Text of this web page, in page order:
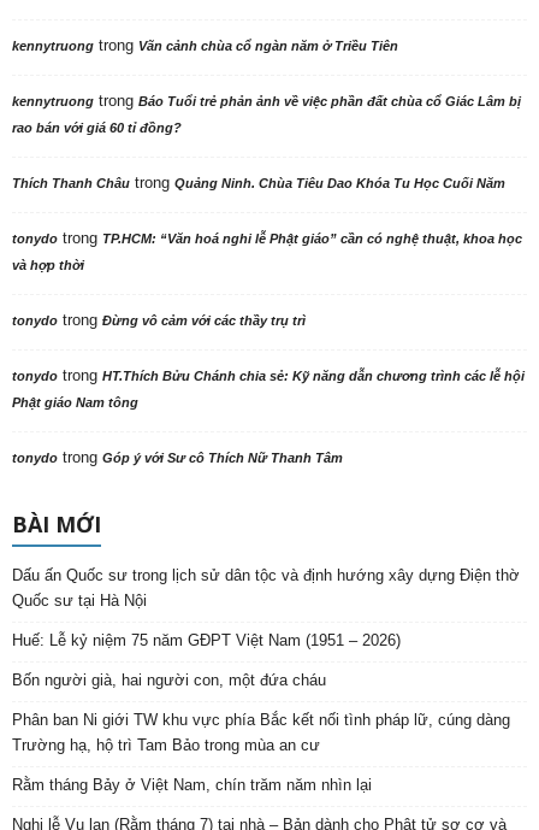
kennytruong trong Vãn cảnh chùa cổ ngàn năm ở Triều Tiên
kennytruong trong Báo Tuổi trẻ phản ảnh về việc phần đất chùa cổ Giác Lâm bị
rao bán với giá 60 tỉ đồng?
Thích Thanh Châu trong Quảng Ninh. Chùa Tiêu Dao Khóa Tu Học Cuối Năm
tonydo trong TP.HCM: “Văn hoá nghi lễ Phật giáo” cần có nghệ thuật, khoa học
và hợp thời
tonydo trong Đừng vô cảm với các thầy trụ trì
tonydo trong HT.Thích Bửu Chánh chia sẻ: Kỹ năng dẫn chương trình các lễ hội
Phật giáo Nam tông
tonydo trong Góp ý với Sư cô Thích Nữ Thanh Tâm
BÀI MỚI
Dấu ấn Quốc sư trong lịch sử dân tộc và định hướng xây dựng Điện thờ
Quốc sư tại Hà Nội
Huế: Lễ kỷ niệm 75 năm GĐPT Việt Nam (1951 – 2026)
Bốn người già, hai người con, một đứa cháu
Phân ban Ni giới TW khu vực phía Bắc kết nối tình pháp lữ, cúng dàng
Trường hạ, hộ trì Tam Bảo trong mùa an cư
Rằm tháng Bảy ở Việt Nam, chín trăm năm nhìn lại
Nghi lễ Vu lan (Rằm tháng 7) tại nhà – Bản dành cho Phật tử sơ cơ và